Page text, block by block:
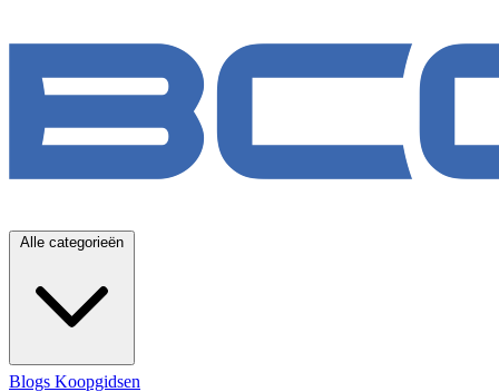
Alle categorieën
Blogs Koopgidsen